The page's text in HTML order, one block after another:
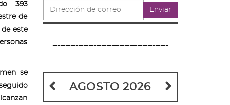
393
de
este
se
de
correo
Enviar
---------------------------------------------
Mes
anterior
Mes
siguiente
AGOSTO 2026